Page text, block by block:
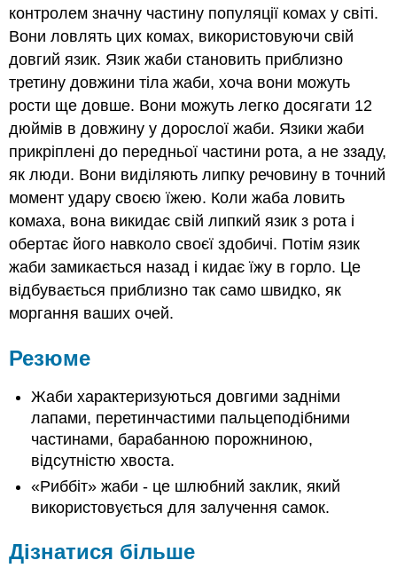
контролем значну частину популяції комах у світі.
Вони ловлять цих комах, використовуючи свій
довгий язик. Язик жаби становить приблизно
третину довжини тіла жаби, хоча вони можуть
рости ще довше. Вони можуть легко досягати 12
дюймів в довжину у дорослої жаби. Язики жаби
прикріплені до передньої частини рота, а не ззаду,
як люди. Вони виділяють липку речовину в точний
момент удару своєю їжею. Коли жаба ловить
комаха, вона викидає свій липкий язик з рота і
обертає його навколо своєї здобичі. Потім язик
жаби замикається назад і кидає їжу в горло. Це
відбувається приблизно так само швидко, як
моргання ваших очей.
Резюме
Жаби характеризуються довгими задніми
лапами, перетинчастими пальцеподібними
частинами, барабанною порожниною,
відсутністю хвоста.
«Риббіт» жаби - це шлюбний заклик, який
використовується для залучення самок.
Дізнатися більше